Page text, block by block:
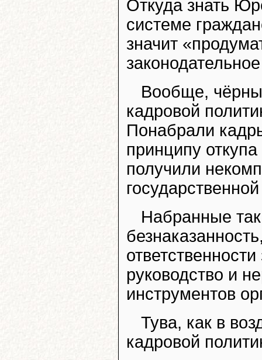
Откуда знать
системе
значит
Вообще,
кадровой
Понабрали
принципу
получили
Набранные
руководство и
инструментов
Тува, как в
кадровой